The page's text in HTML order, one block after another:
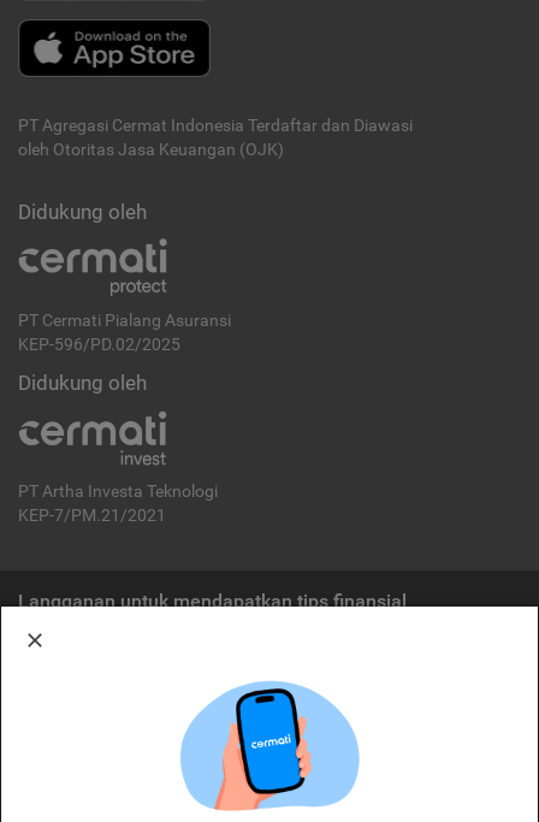
PT Agregasi Cermat Indonesia Terdaftar dan Diawasi
oleh Otoritas Jasa Keuangan (OJK)
Didukung oleh
PT Cermati Pialang Asuransi
KEP-596/PD.02/2025
Didukung oleh
PT Artha Investa Teknologi
KEP-7/PM.21/2021
Langganan untuk mendapatkan tips finansial
Cermati merupakan penyelenggara agregasi jasa keuangan yang terdaftar di
OJK. Oleh karena itu, produk dan/atau layanan jasa keuangan yang
ditawarkan bukan merupakan produk dan/atau layanan jasa keuangan yang
diterbitkan oleh Cermati dan Cermati tidak bertanggung jawab atas tuntutan